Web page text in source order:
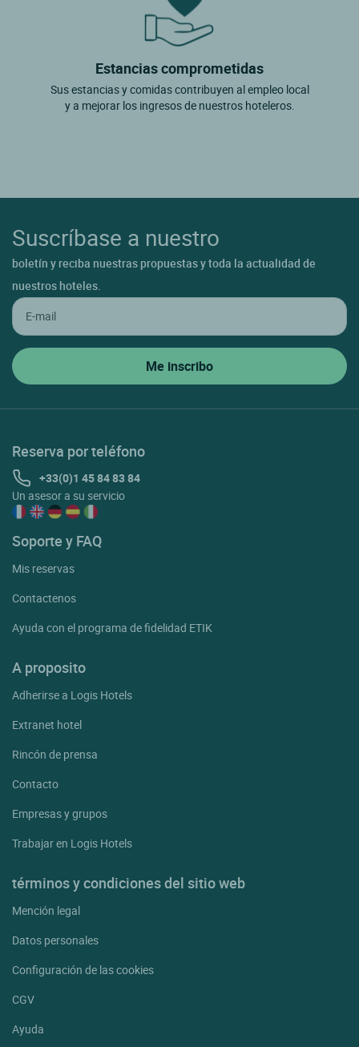
Estancias comprometidas
Sus estancias y comidas contribuyen al empleo local
y a mejorar los ingresos de nuestros hoteleros.
Suscríbase a nuestro
boletín y reciba nuestras propuestas y toda la actualidad de
nuestros hoteles.
Reserva por teléfono
+33(0)1 45 84 83 84
Un asesor a su servicio
Soporte y FAQ
Mis reservas
Contactenos
Ayuda con el programa de fidelidad ETIK
A proposito
Adherirse a Logis Hotels
Extranet hotel
Rincón de prensa
Contacto
Empresas y grupos
Trabajar en Logis Hotels
términos y condiciones del sitio web
Mención legal
Datos personales
Configuración de las cookies
CGV
Ayuda